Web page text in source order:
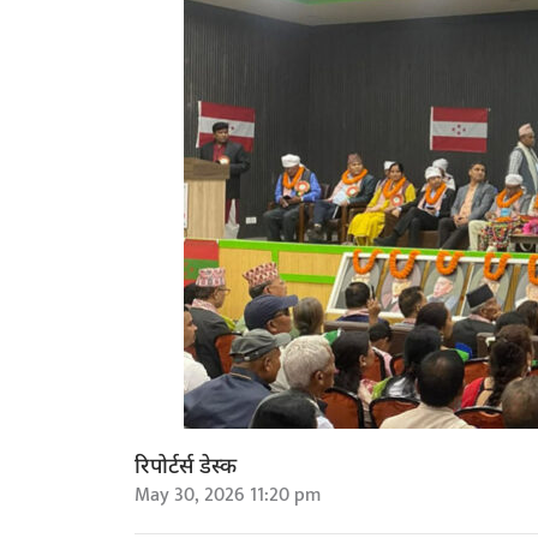
रिपोर्टर्स डेस्क
May 30, 2026 11:20 pm